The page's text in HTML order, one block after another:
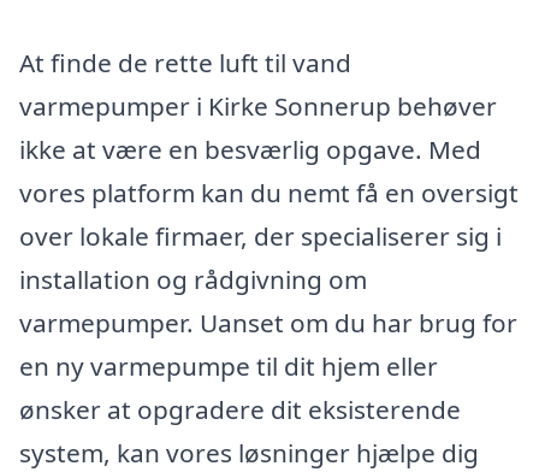
At finde de rette luft til vand
varmepumper i Kirke Sonnerup behøver
ikke at være en besværlig opgave. Med
vores platform kan du nemt få en oversigt
over lokale firmaer, der specialiserer sig i
installation og rådgivning om
varmepumper. Uanset om du har brug for
en ny varmepumpe til dit hjem eller
ønsker at opgradere dit eksisterende
system, kan vores løsninger hjælpe dig